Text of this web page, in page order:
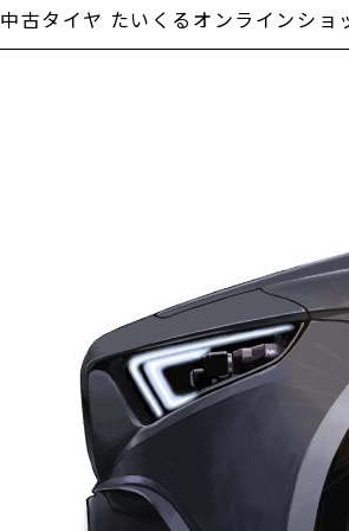
中古タイヤ たいくるオンラインショ